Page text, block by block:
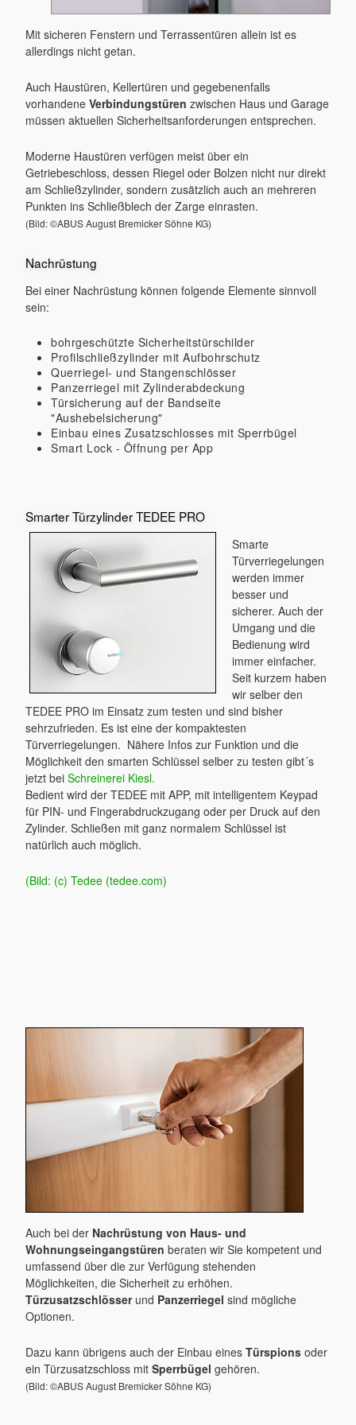
Mit sicheren Fenstern und Terrassentüren allein ist es
allerdings nicht getan.
Auch Haustüren, Kellertüren und gegebenenfalls
vorhandene Verbindungstüren zwischen Haus und Garage
müssen aktuellen Sicherheitsanforderungen entsprechen.
Moderne Haustüren verfügen meist über ein
Getriebeschloss, dessen Riegel oder Bolzen nicht nur direkt
am Schließzylinder, sondern zusätzlich auch an mehreren
Punkten ins Schließblech der Zarge einrasten.
(Bild: ©ABUS August Bremicker Söhne KG)
Nachrüstung
Bei einer Nachrüstung können folgende Elemente sinnvoll
sein:
bohrgeschützte Sicherheitstürschilder
Profilschließzylinder mit Aufbohrschutz
Querriegel- und Stangenschlösser
Panzerriegel mit Zylinderabdeckung
Türsicherung auf der Bandseite
"Aushebelsicherung"
Einbau eines Zusatzschlosses mit Sperrbügel
Smart Lock - Öffnung per App
Smarter Türzylinder TEDEE PRO
Smarte
Türverriegelungen
werden immer
besser und
sicherer. Auch der
Umgang und die
Bedienung wird
immer einfacher.
Seit kurzem haben
wir selber den
TEDEE PRO im Einsatz zum testen und sind bisher
sehrzufrieden. Es ist eine der kompaktesten
Türverriegelungen. Nähere Infos zur Funktion und die
Möglichkeit den smarten Schlüssel selber zu testen gibt´s
jetzt bei Schreinerei Kiesl.
Bedient wird der TEDEE mit APP, mit intelligentem Keypad
für PIN- und Fingerabdruckzugang oder per Druck auf den
Zylinder. Schließen mit ganz normalem Schlüssel ist
natürlich auch möglich.
(Bild: (c) Tedee (tedee.com)
Auch bei der Nachrüstung von Haus- und
Wohnungseingangs­türen beraten wir Sie kompetent und
umfassend über die zur Verfügung stehenden
Möglichkeiten, die Sicherheit zu erhöhen.
Türzusatzschlösserund Panzerriegel sind mögliche
Optionen.
Dazu kann übrigens auch der Einbau eines Türspions oder
ein Türzusatzschloss mit Sperrbügel gehören.
(Bild: ©ABUS August Bremicker Söhne KG)